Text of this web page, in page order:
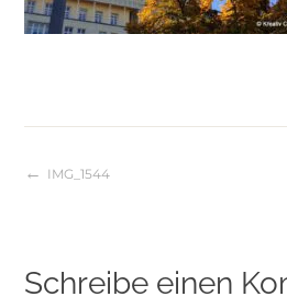
IMG_1544
Schreibe einen